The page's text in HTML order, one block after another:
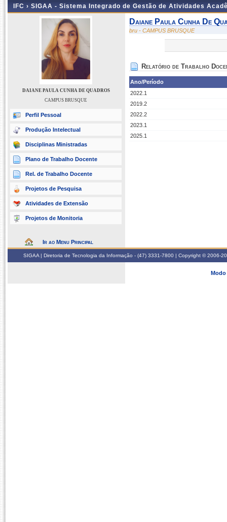
IFC › SIGAA - Sistema Integrado de Gestão de Atividades
DAIANE PAULA CUNHA DE QUADROS
CAMPUS BRUSQUE
Perfil Pessoal
Produção Intelectual
Disciplinas Ministradas
Plano de Trabalho Docente
Rel. de Trabalho Docente
Projetos de Pesquisa
Atividades de Extensão
Projetos de Monitoria
Ir ao Menu Principal
Daiane Paula Cunha De
bru - CAMPUS BRUSQUE
Relatório de Trabalho
Ano/Período
2022.1
2019.2
2022.2
2023.1
2025.1
SIGAA | Diretoria de Tecnologia da Informação - (47) 3331-7800 | Copyright © 2006-
Modo